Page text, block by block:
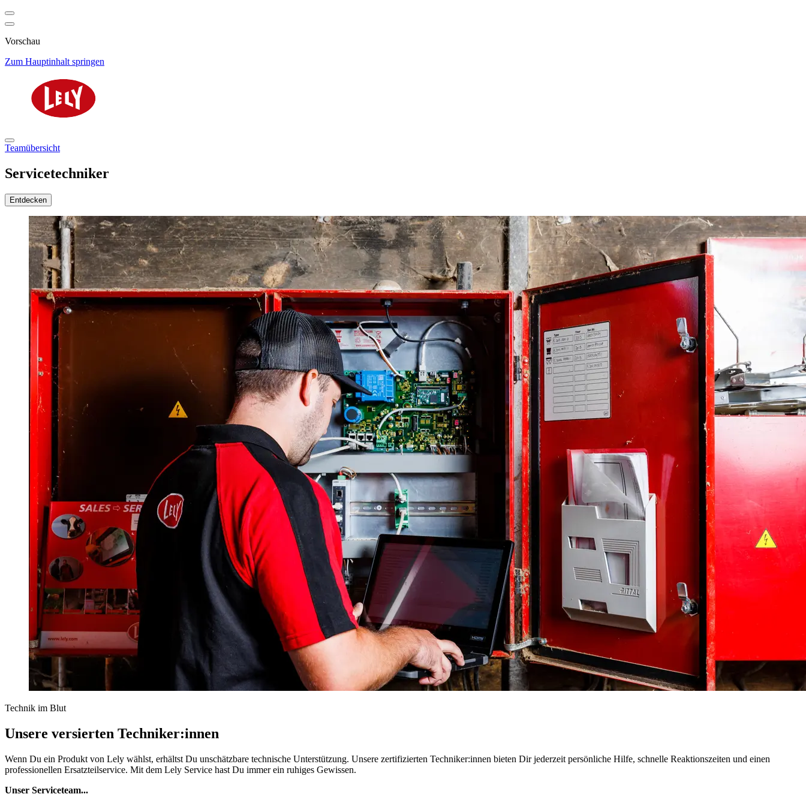
Vorschau
Zum Hauptinhalt springen
Teamübersicht
Servicetechniker
Entdecken
Technik im Blut
Unsere versierten Techniker:innen
Wenn Du ein Produkt von Lely wählst, erhältst Du unschätzbare technische Unterstützung. Unsere zertifizierten Techniker:innen bieten Dir jederzeit persönliche Hilfe, schnelle Reaktionszeiten und einen
professionellen Ersatzteilservice. Mit dem Lely Service hast Du immer ein ruhiges Gewissen.
Unser Serviceteam...